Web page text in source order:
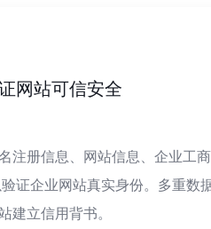
网站可信安全
注册信息、网站信息、企业工
证企业网站真实身份。多重数
建立信用背书。